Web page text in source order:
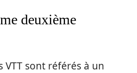
deuxième
VTT sont référés à un